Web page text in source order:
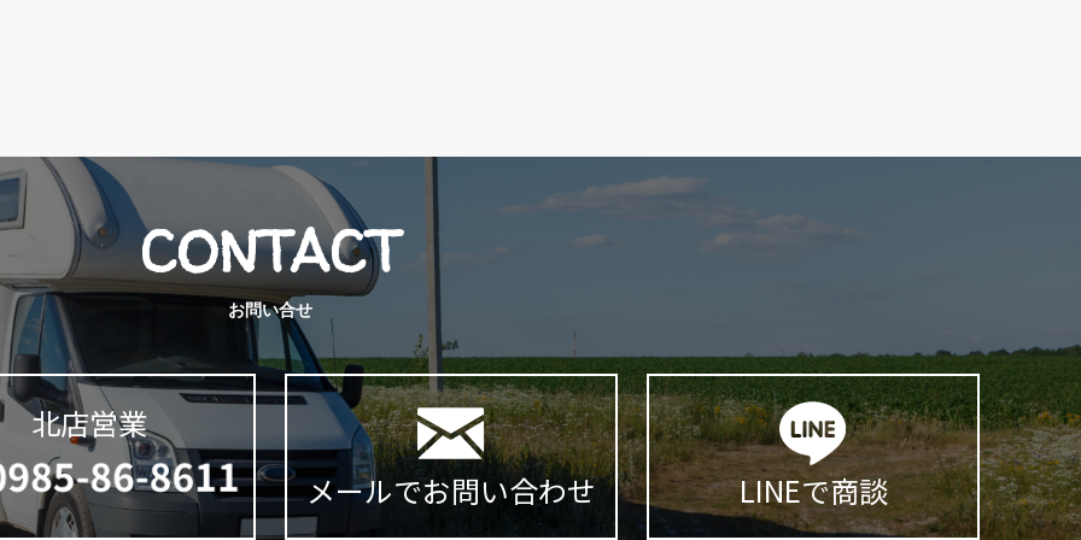
CONTACT
お問い合せ
北店営業
メールでお問い合わせ
LINEで商談